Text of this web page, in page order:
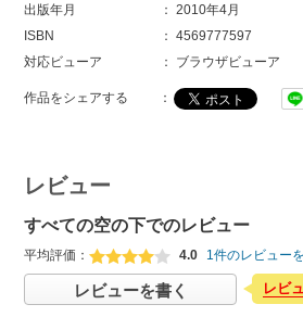
出版年月
： 2010年4月
ISBN
： 4569777597
対応ビューア
： ブラウザビューア
作品をシェアする ：
レビュー
すべての空の下でのレビュー
平均評価： 4.0 1件のレビュー
レビューを書く レビ